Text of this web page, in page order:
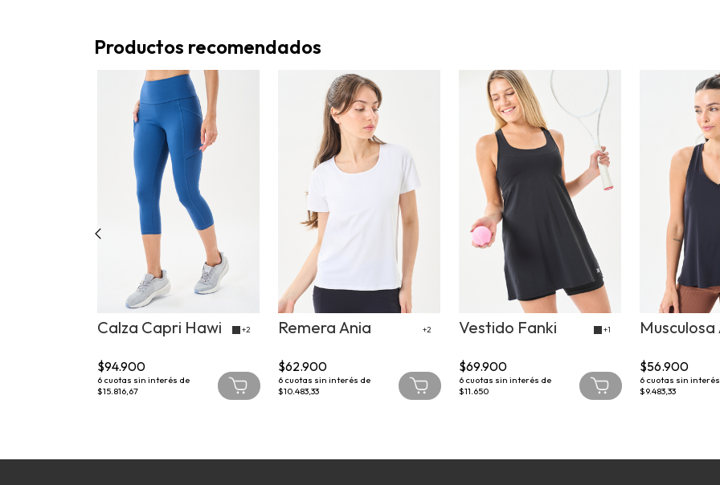
Productos recomendados
Calza Capri Hawi +2
$94.900
6 cuotas sin interés de
$15.816,67
Remera Ania +2
$62.900
6 cuotas sin interés de
$10.483,33
Vestido Fanki +1
$69.900
6 cuotas sin interés de
$11.650
Musculosa
$56.900
6 cuotas sin
$9.483,33